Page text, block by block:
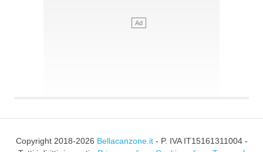
Copyright 2018-2026 Bellacanzone.it- P. IVA IT15161311004 -